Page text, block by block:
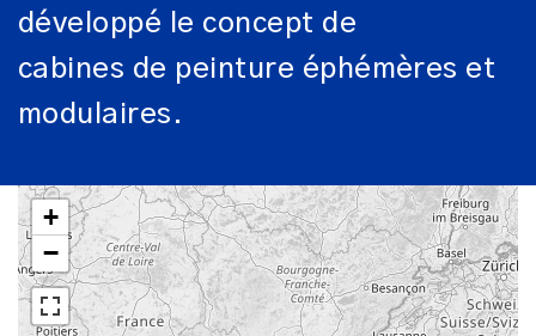
développé le concept de
cabines de peinture éphémères et
modulaires.
+
−